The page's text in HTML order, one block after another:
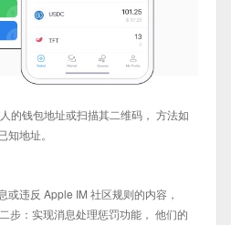
的钱包地址或扫描其二维码， 方法如
地址。
或违反 Apple IM 社区规则的内容，
步：实现消息处理惩罚功能， 他们的